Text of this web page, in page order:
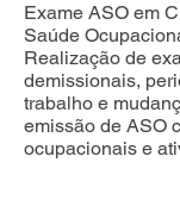
Exame ASO em
Saúde
Realização de
demissionais,
trabalho e
emissão de ASO
ocupacionais e